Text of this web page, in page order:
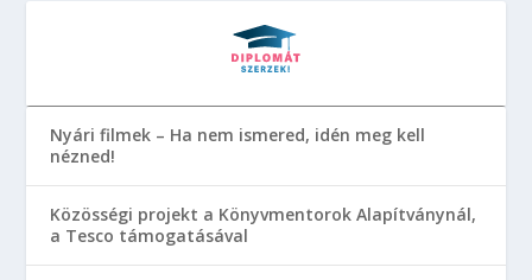
Nyári filmek – Ha nem ismered, idén meg kell
nézned!
Közösségi projekt a Könyvmentorok Alapítványnál,
a Tesco támogatásával